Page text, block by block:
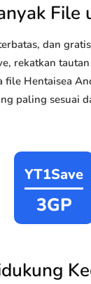
File
dan
rekatkan
Hentaisea
paling sesuai
YT1Save
3GP